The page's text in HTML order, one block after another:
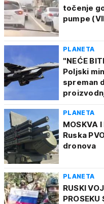
točenje
pumpe
PLANETA
"NEĆE
Poljski
spreman
PLANETA
MOSKVA
Ruska
dronova
PLANETA
RUSKI